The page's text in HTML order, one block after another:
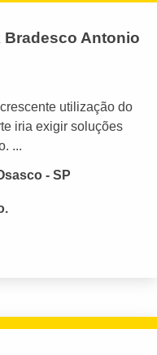
Antonio
utilização do
iria exigir soluções
...
- SP